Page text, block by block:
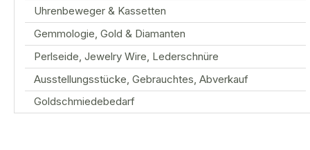
Uhrenbeweger & Kassetten
Gemmologie, Gold & Diamanten
Perlseide, Jewelry Wire, Lederschnüre
Ausstellungsstücke, Gebrauchtes, Abverkauf
Goldschmiedebedarf